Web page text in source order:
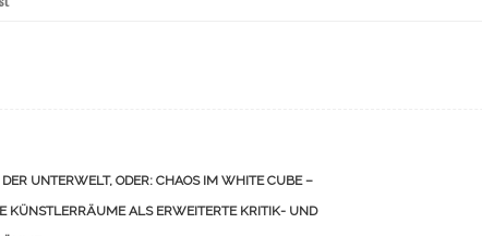
UNTERWELT, ODER: CHAOS IM WHITE CUBE –
KÜNSTLERRÄUME ALS ERWEITERTE KRITIK- UND